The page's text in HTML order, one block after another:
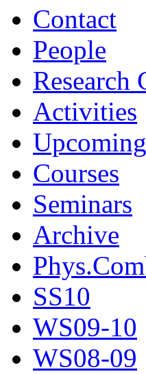
Contact
People
Research
Activities
Courses
Seminars
Archive
SS10
WS09-10
WS08-09